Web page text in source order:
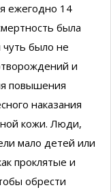
ежегодно 14
была
было не
и
повышения
наказания
кожи. Люди,
мало детей или
проклятые и
обрести